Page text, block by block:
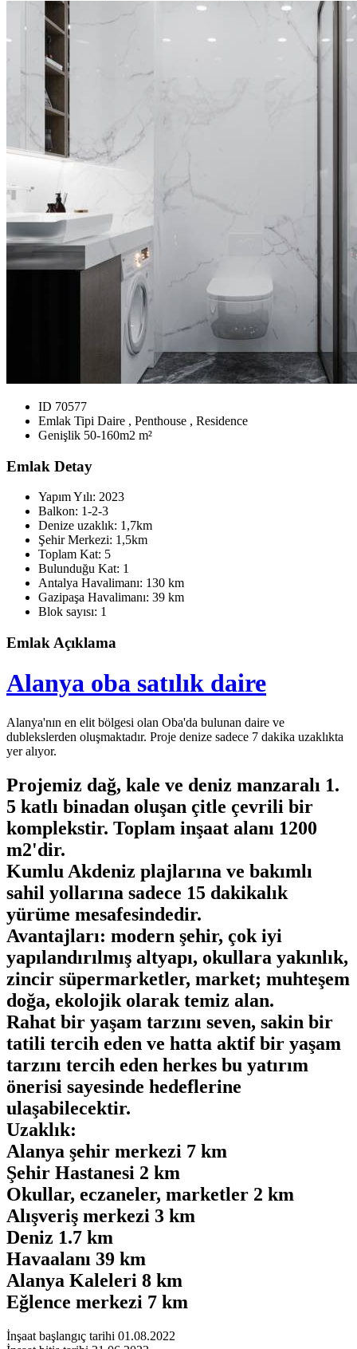
ID 70577
Emlak Tipi Daire , Penthouse , Residence
Genişlik 50-160m2 m²
Emlak Detay
Yapım Yılı: 2023
Balkon: 1-2-3
Denize uzaklık: 1,7km
Şehir Merkezi: 1,5km
Toplam Kat: 5
Bulunduğu Kat: 1
Antalya Havalimanı: 130 km
Gazipaşa Havalimanı: 39 km
Blok sayısı: 1
Emlak Açıklama
Alanya oba satılık daire
Alanya'nın en elit bölgesi olan Oba'da bulunan daire ve
dublekslerden oluşmaktadır. Proje denize sadece 7 dakika uzaklıkta
yer alıyor.
Projemiz dağ, kale ve deniz manzaralı 1.
5 katlı binadan oluşan çitle çevrili bir
komplekstir. Toplam inşaat alanı 1200
m2'dir.
Kumlu Akdeniz plajlarına ve bakımlı
sahil yollarına sadece 15 dakikalık
yürüme mesafesindedir.
Avantajları: modern şehir, çok iyi
yapılandırılmış altyapı, okullara yakınlık,
zincir süpermarketler, market; muhteşem
doğa, ekolojik olarak temiz alan.
Rahat bir yaşam tarzını seven, sakin bir
tatili tercih eden ve hatta aktif bir yaşam
tarzını tercih eden herkes bu yatırım
önerisi sayesinde hedeflerine
ulaşabilecektir.
Uzaklık:
Alanya şehir merkezi 7 km
Şehir Hastanesi 2 km
Okullar, eczaneler, marketler 2 km
Alışveriş merkezi 3 km
Deniz 1.7 km
Havaalanı 39 km
Alanya Kaleleri 8 km
Eğlence merkezi 7 km
İnşaat başlangıç ​​tarihi 01.08.2022